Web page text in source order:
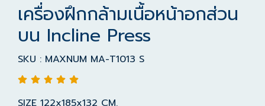
เครื่องฝึกกล้ามเนื้อหน้าอกส่วน
บน Incline Press
SKU : MAXNUM MA-T1013 S
SIZE 122x185x132 CM.